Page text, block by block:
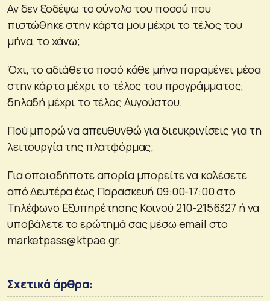
Αν δεν ξοδέψω το σύνολο του ποσού που
πιστώθηκε στην κάρτα μου μέχρι το τέλος του
μήνα, το χάνω;
Όχι, το αδιάθετο ποσό κάθε μήνα παραμένει μέσα
στην κάρτα μέχρι το τέλος του προγράμματος,
δηλαδή μέχρι το τέλος Αυγούστου.
Πού μπορώ να απευθυνθώ για διευκρινίσεις για τη
λειτουργία της πλατφόρμας;
Για οποιαδήποτε απορία μπορείτε να καλέσετε
από Δευτέρα έως Παρασκευή 09:00-17:00 στο
Τηλέφωνο Εξυπηρέτησης Κοινού 210-2156327 ή να
υποβάλετε το ερώτημά σας μέσω email στο
marketpass@ktpae.gr.
Σχετικά άρθρα: